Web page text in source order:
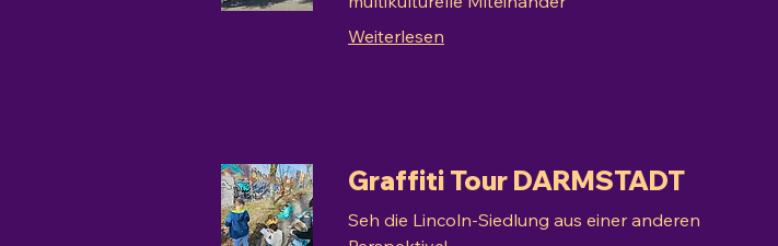
Weiterlesen
Graffiti Tour DARMSTADT
Seh die Lincoln-Siedlung aus einer anderen